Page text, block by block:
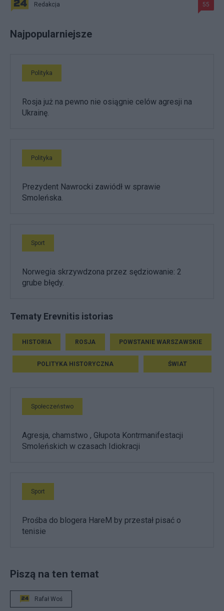
Redakcja 55
Najpopularniejsze
Polityka
Rosja już na pewno nie osiągnie celów agresji na
Ukrainę.
Polityka
Prezydent Nawrocki zawiódł w sprawie
Smoleńska.
Sport
Norwegia skrzywdzona przez sędziowanie: 2
grube błędy.
Tematy Erevnitis istorias
HISTORIA ROSJA POWSTANIE WARSZAWSKIE
POLITYKA HISTORYCZNA ŚWIAT
Społeczeństwo
Agresja, chamstwo , Głupota Kontrmanifestacji
Smoleńskich w czasach Idiokracji
Sport
Prośba do blogera HareM by przestał pisać o
tenisie
Piszą na ten temat
Rafał Woś